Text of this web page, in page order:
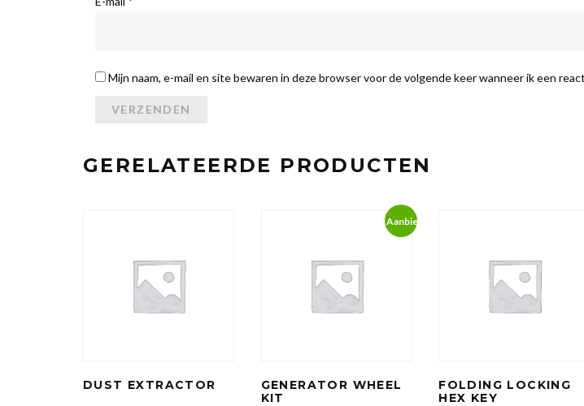
Mijn naam, e-mail en site bewaren in deze browser voor de volgende keer wanneer ik een
GERELATEERDE PRODUCTEN
DUST EXTRACTOR
Aanbieding!
GENERATOR WHEEL
KIT
FOLDING LOCKING
HEX KEY